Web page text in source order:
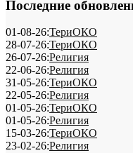
Последние
01-08-26:ТериОКО
28-07-26:ТериОКО
26-07-26:Религия
22-06-26:Религия
31-05-26:ТериОКО
22-05-26:Религия
01-05-26:ТериОКО
01-05-26:Религия
15-03-26:ТериОКО
23-02-26:Религия